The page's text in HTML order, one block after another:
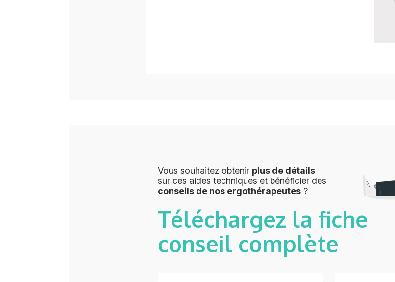
Vous souhaitez obtenir plus de détails
sur ces aides techniques et bénéficier des
conseils de nos ergothérapeutes ?
Téléchargez la fiche
conseil complète